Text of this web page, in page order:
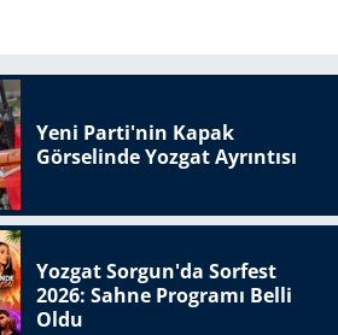
Yeni Parti'nin Kapak
Görselinde Yozgat Ayrıntısı
Yozgat Sorgun'da Sorfest
2026: Sahne Programı Belli
Oldu